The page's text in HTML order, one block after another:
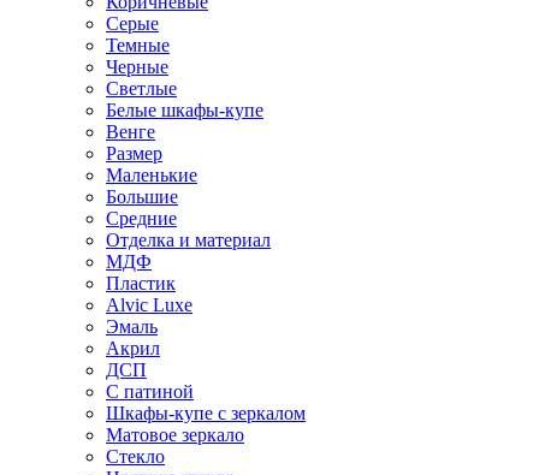
Серые
Темные
Черные
Светлые
Белые шкафы-купе
Венге
Размер
Маленькие
Большие
Средние
Отделка и материал
МДФ
Пластик
Alvic Luxe
Эмаль
Акрил
ДСП
С патиной
Шкафы-купе с зеркалом
Матовое зеркало
Стекло